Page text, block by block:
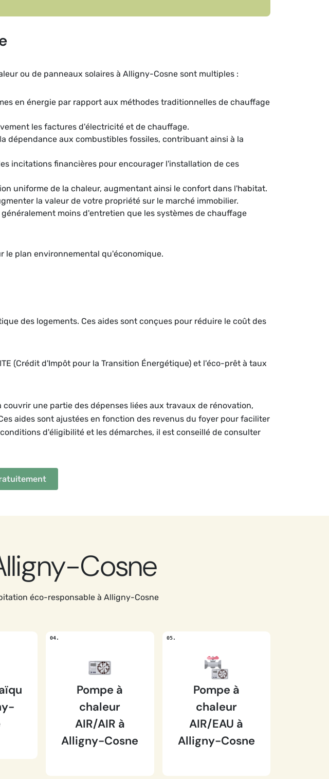
ou de panneaux solaires à Alligny-Cosne sont multiples :
en énergie par rapport aux méthodes traditionnelles de chauffage
les factures d'électricité et de chauffage.
dépendance aux combustibles fossiles, contribuant ainsi à la
incitations financières pour encourager l'installation de ces
uniforme de la chaleur, augmentant ainsi le confort dans l'habitat.
la valeur de votre propriété sur le marché immobilier.
moins d'entretien que les systèmes de chauffage
le plan environnemental qu'économique.
des logements. Ces aides sont conçues pour réduire le coût des
(Crédit d'Impôt pour la Transition Énergétique) et l'éco-prêt à taux
une partie des dépenses liées aux travaux de rénovation,
aides sont ajustées en fonction des revenus du foyer pour faciliter
d'éligibilité et les démarches, il est conseillé de consulter
Cosne
éco-responsable à Alligny-Cosne
Pompe à
chaleur
AIR/AIR à
Alligny-Cosne
Pompe à
chaleur
AIR/EAU à
Alligny-Cosne